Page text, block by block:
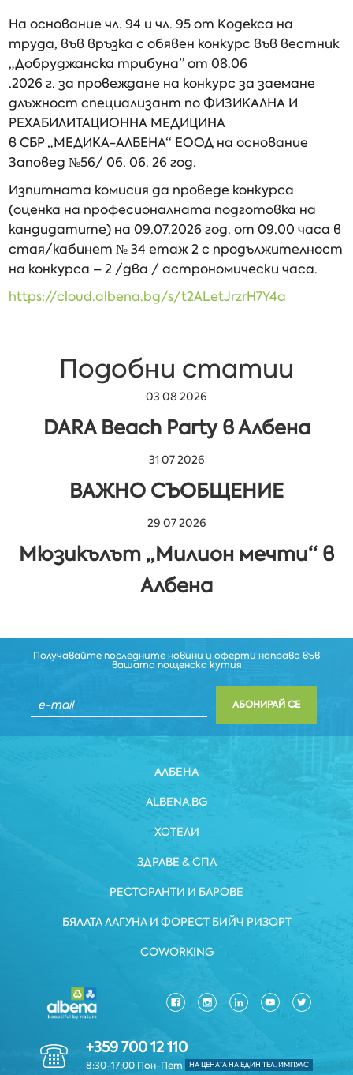
На основание чл. 94 и чл. 95 от Кодекса на
труда, във връзка с обявен конкурс във вестник
„Добруджанска трибуна” от 08.06
.2026 г. за провеждане на конкурс за заемане
длъжност специализант по ФИЗИКАЛНА И
РЕХАБИЛИТАЦИОННА МЕДИЦИНА
в СБР „МЕДИКА-АЛБЕНА“ ЕООД на основание
Заповед №56/ 06. 06. 26 год.
Изпитната комисия да проведе конкурса
(оценка на професионалната подготовка на
кандидатите) на 09.07.2026 год. от 09.00 часа в
стая/кабинет № 34 етаж 2 с продължителност
на конкурса – 2 /два / астрономически часа.
https://cloud.albena.bg/s/t2ALetJrzrH7Y4a
Подобни статии
03 08 2026
DARA Beach Party в Албена
31 07 2026
ВАЖНО СЪОБЩЕНИЕ
29 07 2026
Мюзикълът „Милион мечти“ в
Албена
Получавайте последните новини и оферти направо във
вашата пощенска кутия
АБОНИРАЙ СЕ
АЛБЕНА
ALBENA.BG
ХОТЕЛИ
ЗДРАВЕ & СПА
РЕСТОРАНТИ И БАРОВЕ
БЯЛАТА ЛАГУНА И ФОРЕСТ БИЙЧ РИЗОРТ
COWORKING
+359 700 12 110
8:30-17:00 Пон-Пет НА ЦЕНАТА НА ЕДИН ТЕЛ. ИМПУЛС